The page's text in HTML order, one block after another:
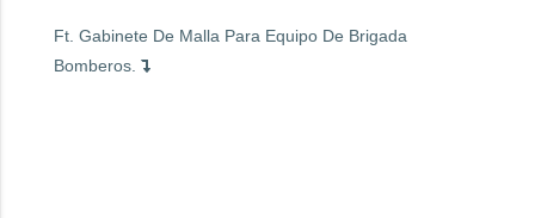
Ft. Gabinete De Malla Para Equipo De Brigada
Bomberos.